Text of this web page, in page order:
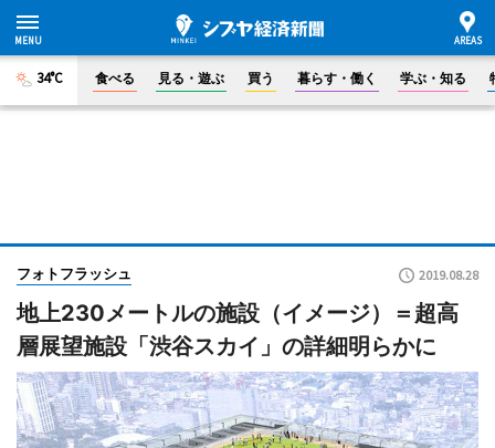
34°C 食べる 見る・遊ぶ 買う 暮らす・働く 学ぶ・知る
フォトフラッシュ 2019.08.28
地上230メートルの施設（イメージ）＝超高
層展望施設「渋谷スカイ」の詳細明らかに